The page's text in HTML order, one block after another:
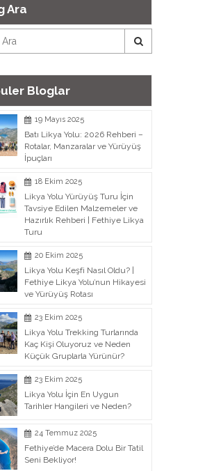
Ara
Bloglar
19 Mayıs 2025
Batı Likya Yolu: 2026 Rehberi –
Rotalar, Manzaralar ve Yürüyüş
İpuçları
18 Ekim 2025
Likya Yolu Yürüyüş Turu İçin
Tavsiye Edilen Malzemeler ve
Hazırlık Rehberi | Fethiye Likya
Turu
20 Ekim 2025
Likya Yolu Keşfi Nasıl Oldu? |
Fethiye Likya Yolu’nun Hikayesi
ve Yürüyüş Rotası
23 Ekim 2025
Likya Yolu Trekking Turlarında
Kaç Kişi Oluyoruz ve Neden
Küçük Gruplarla Yürünür?
23 Ekim 2025
Likya Yolu İçin En Uygun
Tarihler Hangileri ve Neden?
24 Temmuz 2025
Fethiye’de Macera Dolu Bir Tatil
Seni Bekliyor!